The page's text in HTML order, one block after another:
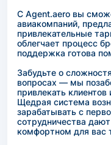
С Agent.aero вы
авиакомпаний,
привлекательные
облегчает процесс
поддержка готова
Забудьте о
вопросах — мы
привлекать
Щедрая система
зарабатывать с
сотрудничества
комфортном для вас